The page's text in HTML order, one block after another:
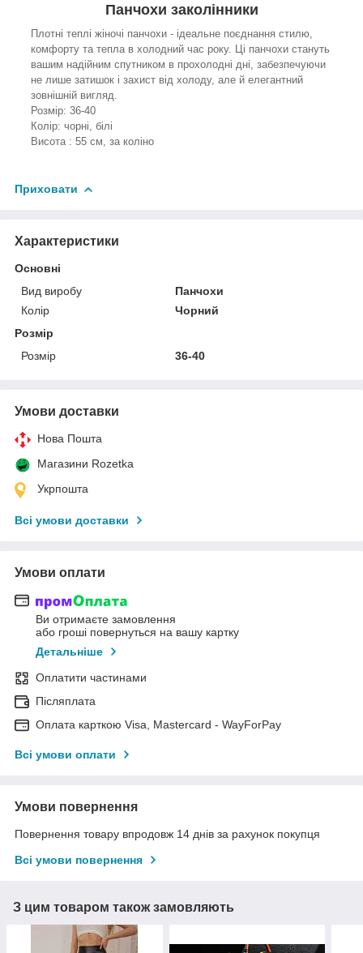
Панчохи заколінники
Плотні теплі жіночі панчохи - ідеальне поєднання стилю,
комфорту та тепла в холодний час року. Ці панчохи стануть
вашим надійним спутником в прохолодні дні, забезпечуючи
не лише затишок і захист від холоду, але й елегантний
зовнішній вигляд.
Розмір: 36-40
Колір: чорні, білі
Висота : 55 см, за коліно
Приховати
Характеристики
Основні
Вид виробу
Панчохи
Колір
Чорний
Розмір
Розмір
36-40
Умови доставки
Нова Пошта
Магазини Rozetka
Укрпошта
Всі умови доставки
Умови оплати
Ви отримаєте замовлення
або гроші повернуться на вашу картку
Детальніше
Оплатити частинами
Післяплата
Оплата карткою Visa, Mastercard - WayForPay
Всі умови оплати
Умови повернення
Повернення товару впродовж 14 днів за рахунок покупця
Всі умови повернення
З цим товаром також замовляють